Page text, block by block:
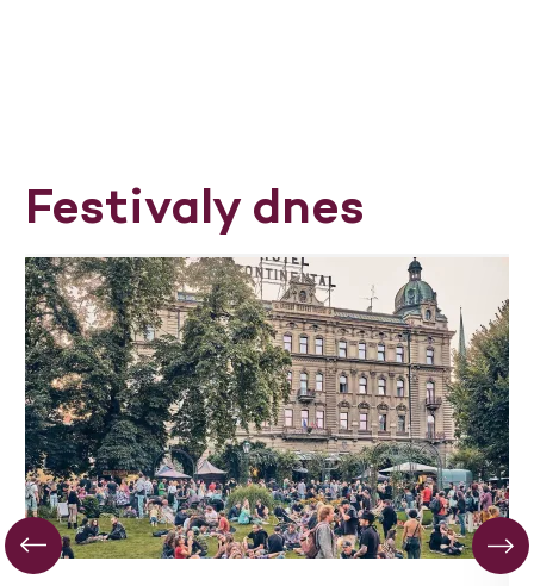
Festivaly dnes